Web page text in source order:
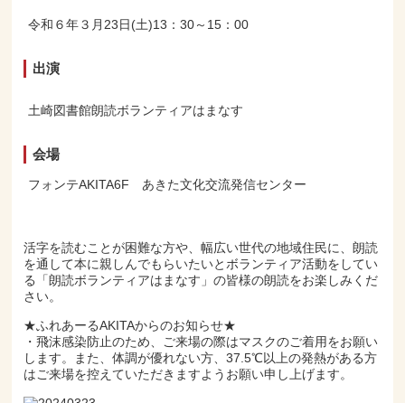
令和６年３月23日(土)13：30～15：00
出演
土崎図書館朗読ボランティアはまなす
会場
フォンテAKITA6F あきた文化交流発信センター
活字を読むことが困難な方や、幅広い世代の地域住民に、朗読
を通して本に親しんでもらいたいとボランティア活動をしてい
る「朗読ボランティアはまなす」の皆様の朗読をお楽しみくだ
さい。
★ふれあーるAKITAからのお知らせ★
・飛沫感染防止のため、ご来場の際はマスクのご着用をお願い
します。また、体調が優れない方、37.5℃以上の発熱がある方
はご来場を控えていただきますようお願い申し上げます。